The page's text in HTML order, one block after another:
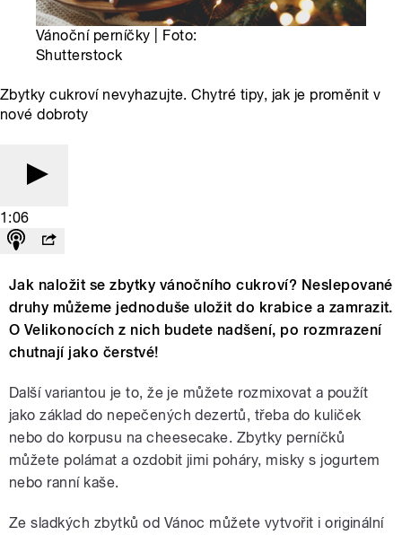
Vánoční perníčky | Foto:
Shutterstock
Zbytky cukroví nevyhazujte. Chytré tipy, jak je proměnit v
nové dobroty
1:06
Jak naložit se zbytky vánočního cukroví? Neslepované
druhy můžeme jednoduše uložit do krabice a zamrazit.
O Velikonocích z nich budete nadšení, po rozmrazení
chutnají jako čerstvé!
Další variantou je to, že je můžete rozmixovat a použít
jako základ do nepečených dezertů, třeba do kuliček
nebo do korpusu na cheesecake. Zbytky perníčků
můžete polámat a ozdobit jimi poháry, misky s jogurtem
nebo ranní kaše.
Ze sladkých zbytků od Vánoc můžete vytvořit i originální